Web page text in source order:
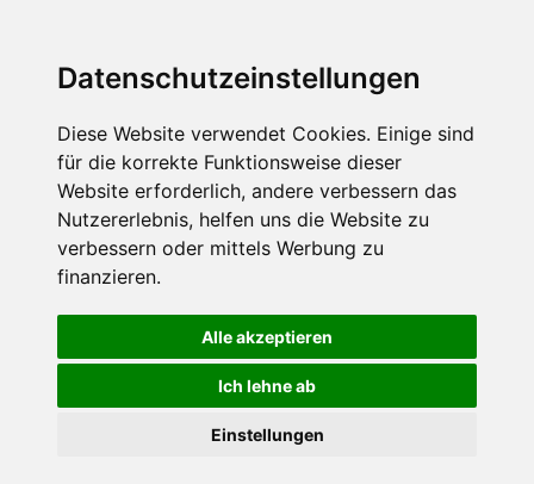
Datenschutzeinstellungen
Diese Website verwendet Cookies. Einige sind
für die korrekte Funktionsweise dieser
Website erforderlich, andere verbessern das
Nutzererlebnis, helfen uns die Website zu
verbessern oder mittels Werbung zu
finanzieren.
Alle akzeptieren
Ich lehne ab
Einstellungen